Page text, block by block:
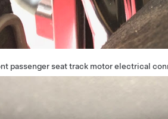
passenger seat track motor electrical